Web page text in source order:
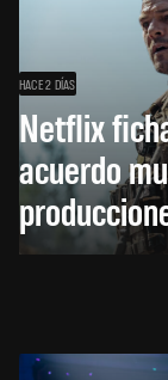
HACE 2 DÍAS
Netflix
acuerdo